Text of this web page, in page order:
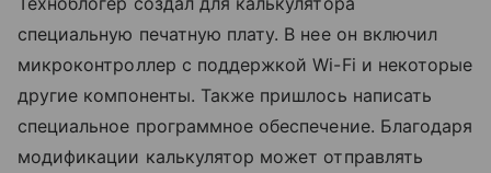
специальную печатную плату. В нее он включил
микроконтроллер с поддержкой Wi-Fi и некоторые
другие компоненты. Также пришлось написать
специальное программное обеспечение. Благодаря
модификации калькулятор может отправлять